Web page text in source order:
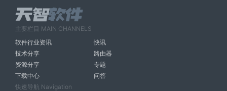
主要栏目 MAIN CHANNELS
软件行业资讯
快讯
技术分享
路由器
资源分享
专题
下载中心
问答
快速导航 Navigation